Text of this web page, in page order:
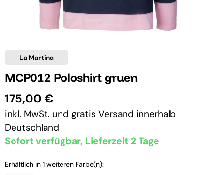
La Martina
MCP012 Poloshirt gruen
175,00 €
inkl. MwSt. und gratis Versand innerhalb
Deutschland
Sofort verfügbar, Lieferzeit 2 Tage
Erhältlich in 1 weiteren Farbe(n):